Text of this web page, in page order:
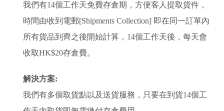
我們有14個工作天免費存倉期，方便客人提取貨件，
時間由收到電郵[Shipments Collection] 即在同一訂單內
所有貨品到齊之後開始計算，14個工作天後，每天會
收取HK$20存倉費。
解決方案:
我們有多個取貨點以及送貨服務，只要在到貨14個工